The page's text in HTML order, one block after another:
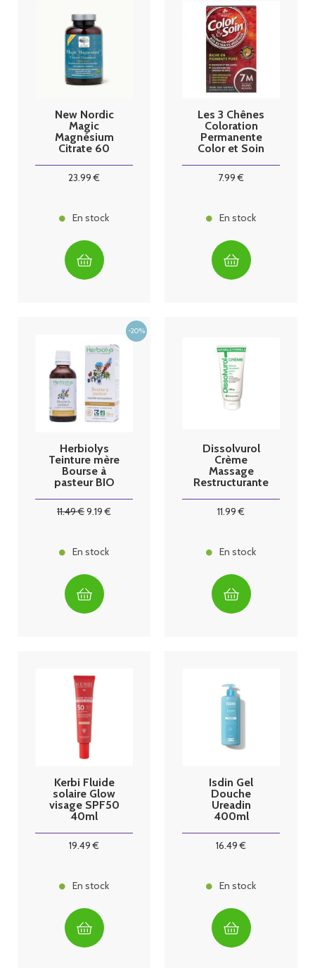
New Nordic
Magic
Magnésium
Citrate 60
23.99 €
En stock
Les 3 Chênes
Coloration
Permanente
Color et Soin
7.99 €
En stock
Herbiolys
Teinture mère
Bourse à
pasteur BIO
11.49€9.19 €
En stock
Dissolvurol
Crème
Massage
Restructurante
11.99 €
En stock
Kerbi Fluide
solaire Glow
visage SPF50
40ml
19.49 €
En stock
Isdin Gel
Douche
Ureadin
400ml
16.49 €
En stock